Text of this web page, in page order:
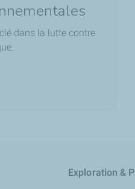
dans la lutte contre
Exploration &